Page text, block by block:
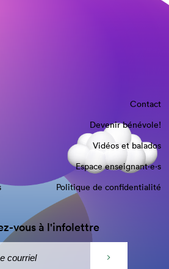
Contact
Devenir bénévole!
Vidéos et balados
Espace enseignant·e⋅s
Politique de confidentialité
vous à l'infolettre